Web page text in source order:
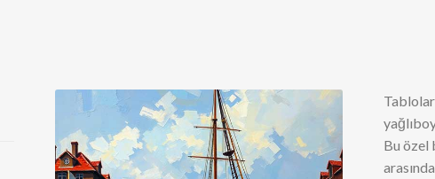
Bu özel